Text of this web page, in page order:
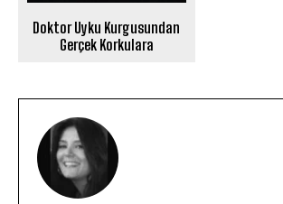
Doktor Uyku Kurgusundan
Gerçek Korkulara